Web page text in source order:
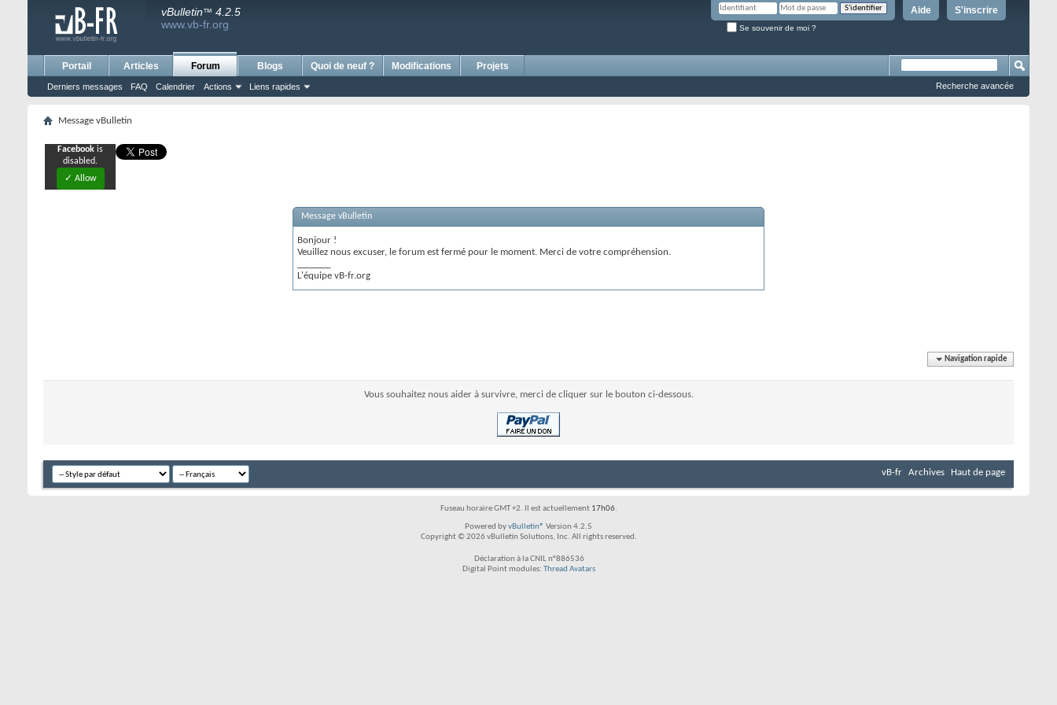
S'inscrire
Aide
Se souvenir de moi ?
vBulletin™ 4.2.5
www.vb-fr.org
Portail Articles Forum
Derniers messages FAQ Calendrier Actions Liens rapides
Blogs Quoi de neuf ? Modifications Projets
Recherche avancée
Message vBulletin
Facebook is
disabled.
✓ Allow
Message vBulletin
Bonjour !
Veuillez nous excuser, le forum est fermé pour le moment. Merci de votre compréhension.
L'équipe vB-fr.org
Navigation rapide
Vous souhaitez nous aider à survivre, merci de cliquer sur le bouton ci-dessous.
vB-fr Archives Haut de page
Fuseau horaire GMT +2. Il est actuellement 17h06.
Powered byvBulletin® Version 4.2.5
Copyright © 2026 vBulletin Solutions, Inc. All rights reserved.
Déclaration à la CNIL n°886536
Digital Point modules: Thread Avatars